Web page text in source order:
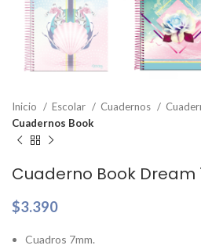
Inicio Escolar Cuadernos
Cuadernos Book
Cuaderno Book Dream
$3.390
Cuadros 7mm.